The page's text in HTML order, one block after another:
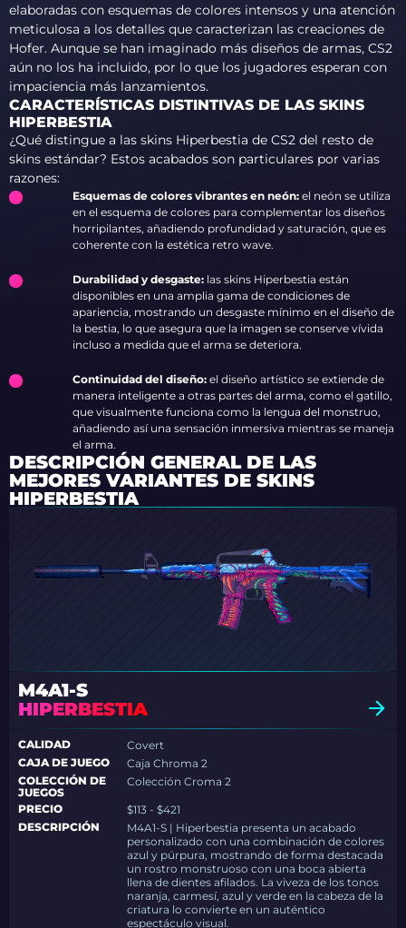
elaboradas con esquemas de colores intensos y una atención
meticulosa a los detalles que caracterizan las creaciones de
Hofer. Aunque se han imaginado más diseños de armas, CS2
aún no los ha incluido, por lo que los jugadores esperan con
impaciencia más lanzamientos.
CARACTERÍSTICAS DISTINTIVAS DE LAS SKINS
HIPERBESTIA
¿Qué distingue a las skins Hiperbestia de CS2 del resto de
skins estándar? Estos acabados son particulares por varias
razones:
Esquemas de colores vibrantes en neón: el neón se utiliza
en el esquema de colores para complementar los diseños
horripilantes, añadiendo profundidad y saturación, que es
coherente con la estética retro wave.
Durabilidad y desgaste: las skins Hiperbestia están
disponibles en una amplia gama de condiciones de
apariencia, mostrando un desgaste mínimo en el diseño de
la bestia, lo que asegura que la imagen se conserve vívida
incluso a medida que el arma se deteriora.
Continuidad del diseño: el diseño artístico se extiende de
manera inteligente a otras partes del arma, como el gatillo,
que visualmente funciona como la lengua del monstruo,
añadiendo así una sensación inmersiva mientras se maneja
el arma.
DESCRIPCIÓN GENERAL DE LAS
MEJORES VARIANTES DE SKINS
HIPERBESTIA
M4A1-S
HIPERBESTIA
CALIDAD
Covert
CAJA DE JUEGO
Caja Chroma 2
COLECCIÓN DE
JUEGOS
Colección Croma 2
PRECIO
$113 - $421
DESCRIPCIÓN
M4A1-S | Hiperbestia presenta un acabado
personalizado con una combinación de colores
azul y púrpura, mostrando de forma destacada
un rostro monstruoso con una boca abierta
llena de dientes afilados. La viveza de los tonos
naranja, carmesí, azul y verde en la cabeza de la
criatura lo convierte en un auténtico
espectáculo visual.